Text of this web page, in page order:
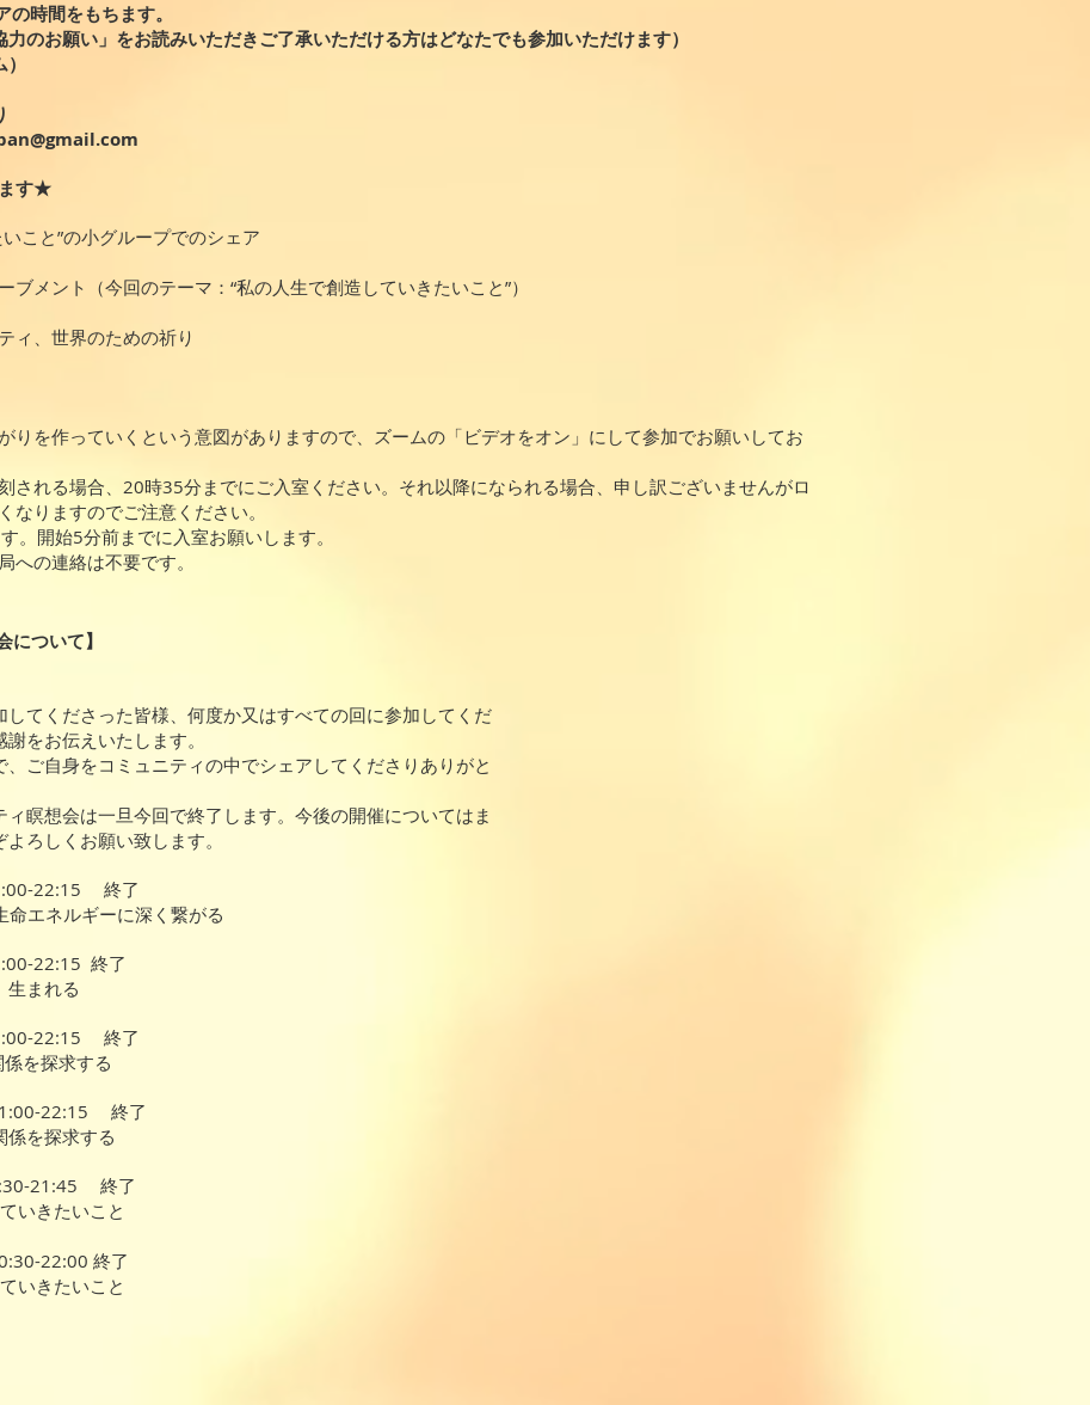
時間をもちます。
のお願い」をお読みいただきご了承いただける方はどなたでも参加いただけます）
す★
こと”の小グループでのシェア
メント（今回のテーマ：“私の人生で創造していきたいこと”）
ィ、世界のための祈り
を作っていくという意図がありますので、ズームの「ビデオをオン」にして参加でお願いしてお
される場合、20時35分までにご入室ください。それ以降になられる場合、申し訳ございませんがロ
なりますのでご注意ください。
。開始5分前までに入室お願いします。
の連絡は不要です。
について】
してくださった皆様、何度か又はすべての回に参加してくだ
をお伝えいたします。
ご自身をコミュニティの中でシェアしてくださりありがと
瞑想会は一旦今回で終了します。今後の開催についてはま
ろしくお願い致します。
22:15 終了
エネルギーに深く繋がる
22:15 終了
まれる
22:15 終了
を探求する
22:15 終了
を探求する
21:45 終了
いきたいこと
22:00 終了
いきたいこと